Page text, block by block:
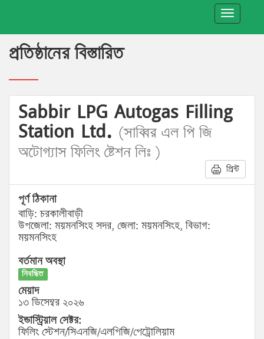
Toggle
প্রতিষ্ঠানের বিস্তারিত
Sabbir LPG Autogas Filling
Station Ltd. (সাব্বির এল পি জি
অটোগ্যাস ফিলিং ষ্টেশন লিঃ )
প্রিন্ট
পূর্ণ ঠিকানা
বাড়ি: চরকালীবাড়ী
উপজেলা: ময়মনসিংহ সদর, জেলা: ময়মনসিংহ, বিভাগ:
ময়মনসিংহ
বর্তমান অবস্থা
নিবন্ধিত
মেয়াদ
১৩ ডিসেম্বর ২০২৬
ইন্ডাস্ট্রিয়াল সেক্টর:
ফিলিং স্টেশন/সিএনজি/এলপিজি/পেট্রোলিয়াম